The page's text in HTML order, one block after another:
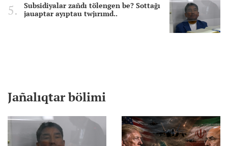
Subsidiyalar zañdı tölengen be? Sottağı
jauaptar ayıptau twjırımd..
Jañalıqtar bölimi